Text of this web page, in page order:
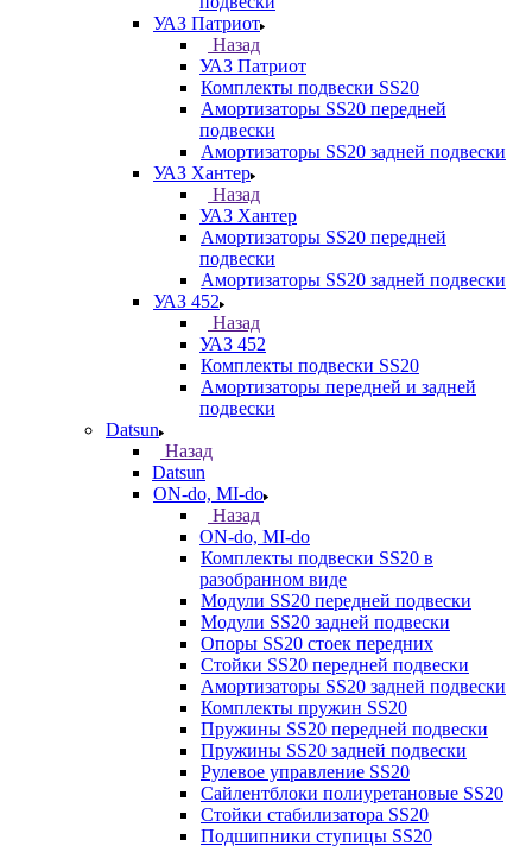
УАЗ Патриот
Назад
УАЗ Патриот
Комплекты подвески SS20
Амортизаторы SS20 передней
подвески
Амортизаторы SS20 задней подвески
УАЗ Хантер
Назад
УАЗ Хантер
Амортизаторы SS20 передней
подвески
Амортизаторы SS20 задней подвески
УАЗ 452
Назад
УАЗ 452
Комплекты подвески SS20
Амортизаторы передней и задней
подвески
Datsun
Назад
Datsun
ON-do, MI-do
Назад
ON-do, MI-do
Комплекты подвески SS20 в
разобранном виде
Модули SS20 передней подвески
Модули SS20 задней подвески
Опоры SS20 стоек передних
Стойки SS20 передней подвески
Амортизаторы SS20 задней подвески
Комплекты пружин SS20
Пружины SS20 передней подвески
Пружины SS20 задней подвески
Рулевое управление SS20
Сайлентблоки полиуретановые SS20
Стойки стабилизатора SS20
Подшипники ступицы SS20